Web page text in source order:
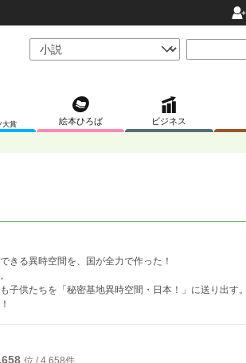
大賞
絵本ひろば ビジネス
きる異時空間を、国が全力で作った！
子供たちを「秘密基地異時空間・日本！」に送り出す。
位 / 4,658件